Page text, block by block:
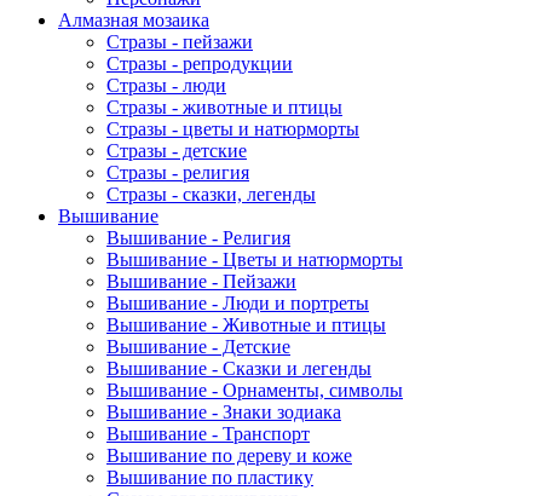
Алмазная мозаика
Стразы - пейзажи
Стразы - репродукции
Стразы - люди
Стразы - животные и птицы
Стразы - цветы и натюрморты
Стразы - детские
Стразы - религия
Стразы - сказки, легенды
Вышивание
Вышивание - Религия
Вышивание - Цветы и натюрморты
Вышивание - Пейзажи
Вышивание - Люди и портреты
Вышивание - Животные и птицы
Вышивание - Детские
Вышивание - Сказки и легенды
Вышивание - Орнаменты, символы
Вышивание - Знаки зодиака
Вышивание - Транспорт
Вышивание по дереву и коже
Вышивание по пластику